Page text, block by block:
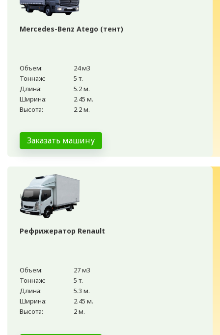
Mercedes-Benz Atego (тент)
Объем:
24 м3
Тоннаж:
5 т.
Длина:
5.2 м.
Ширина:
2.45 м.
Высота:
2.2 м.
Заказать машину
Рефрижератор Renault
Объем:
27 м3
Тоннаж:
5 т.
Длина:
5.3 м.
Ширина:
2.45 м.
Высота:
2 м.